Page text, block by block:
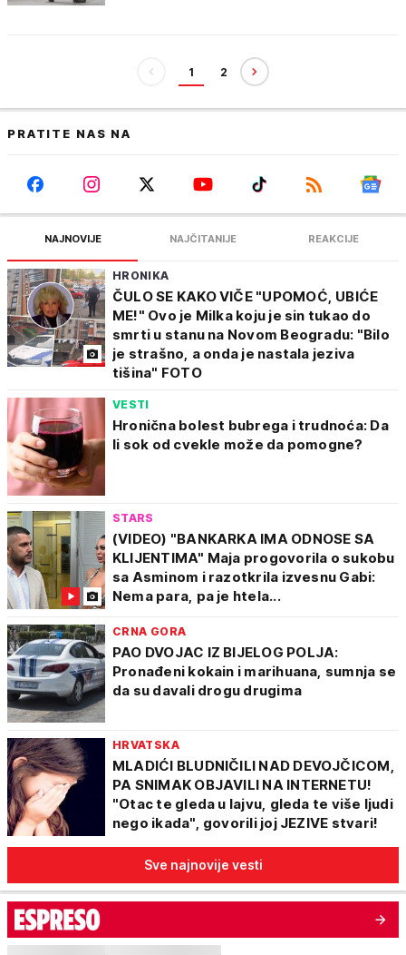
1 2
PRATITE NAS NA
NAJNOVIJE NAJČITANIJE REAKCIJE
HRONIKA
ČULO SE KAKO VIČE "UPOMOĆ, UBIĆE
ME!" Ovo je Milka koju je sin tukao do
smrti u stanu na Novom Beogradu: "Bilo
je strašno, a onda je nastala jeziva
tišina" FOTO
VESTI
Hronična bolest bubrega i trudnoća: Da
li sok od cvekle može da pomogne?
STARS
(VIDEO) "BANKARKA IMA ODNOSE SA
KLIJENTIMA" Maja progovorila o sukobu
sa Asminom i razotkrila izvesnu Gabi:
Nema para, pa je htela...
CRNA GORA
PAO DVOJAC IZ BIJELOG POLJA:
Pronađeni kokain i marihuana, sumnja se
da su davali drogu drugima
HRVATSKA
MLADIĆI BLUDNIČILI NAD DEVOJČICOM,
PA SNIMAK OBJAVILI NA INTERNETU!
"Otac te gleda u lajvu, gleda te više ljudi
nego ikada", govorili joj JEZIVE stvari!
Sve najnovije vesti